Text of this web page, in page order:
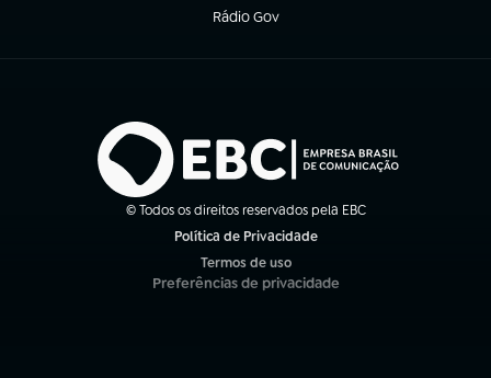
Rádio Gov
(abre em nova aba)
© Todos os direitos reservados pela EBC
Política de Privacidade
Termos de uso
(abre em nova aba)
Preferências de privacidade